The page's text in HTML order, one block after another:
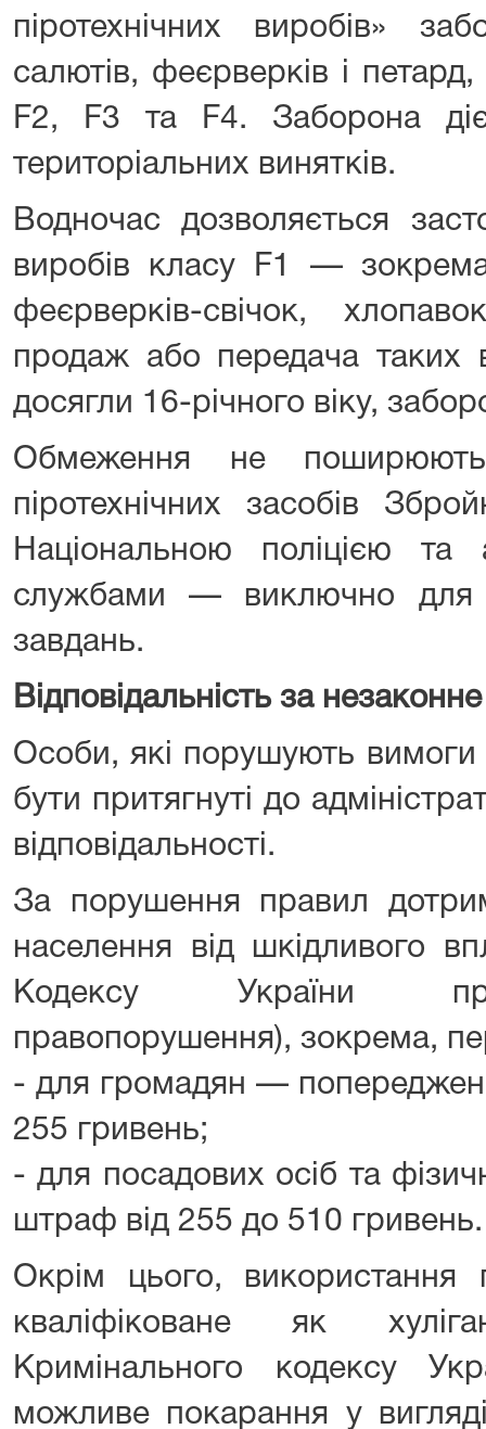
піротехнічних виробів»
салютів, феєрверків і
F2, F3 та F4. Заборона
територіальних винятків.
Водночас дозволяється
виробів класу F1 —
феєрверків-свічок,
продаж або передача таких
досягли 16-річного віку,
Обмеження не
піротехнічних засобів
Національною поліцією та
службами — виключно для
завдань.
Відповідальність за
Особи, які порушують вимоги
бути притягнуті до
відповідальності.
За порушення правил
населення від шкідливого
Кодексу України про
правопорушення), зокрема,
- для громадян —
255 гривень;
- для посадових осіб та
штраф від 255 до 510 гривень.
Окрім цього, використання
кваліфіковане як
Кримінального кодексу
можливе покарання у